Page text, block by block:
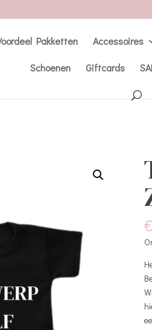
Pakketten Accessoires
Schoenen Giftcards